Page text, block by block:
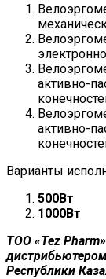
активно-
активно-
Варианты
500Вт
1000Вт
ТОО «Tez
Республики